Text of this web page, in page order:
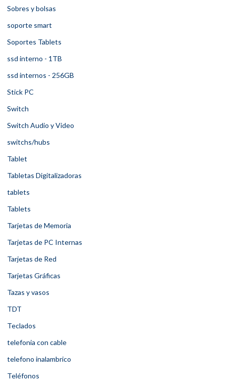
Sobres y bolsas
soporte smart
Soportes Tablets
ssd interno - 1TB
ssd internos - 256GB
Stick PC
Switch
Switch Audio y Video
switchs/hubs
Tablet
Tabletas Digitalizadoras
tablets
Tablets
Tarjetas de Memoria
Tarjetas de PC Internas
Tarjetas de Red
Tarjetas Gráficas
Tazas y vasos
TDT
Teclados
telefonia con cable
telefono inalambrico
Teléfonos